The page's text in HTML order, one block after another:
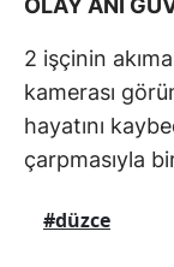
OLAY ANI
2 işçinin
kamerası
hayatını
çarpmasıyla
#düzce